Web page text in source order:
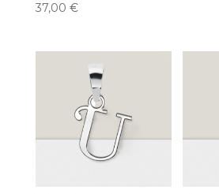
37,00 €